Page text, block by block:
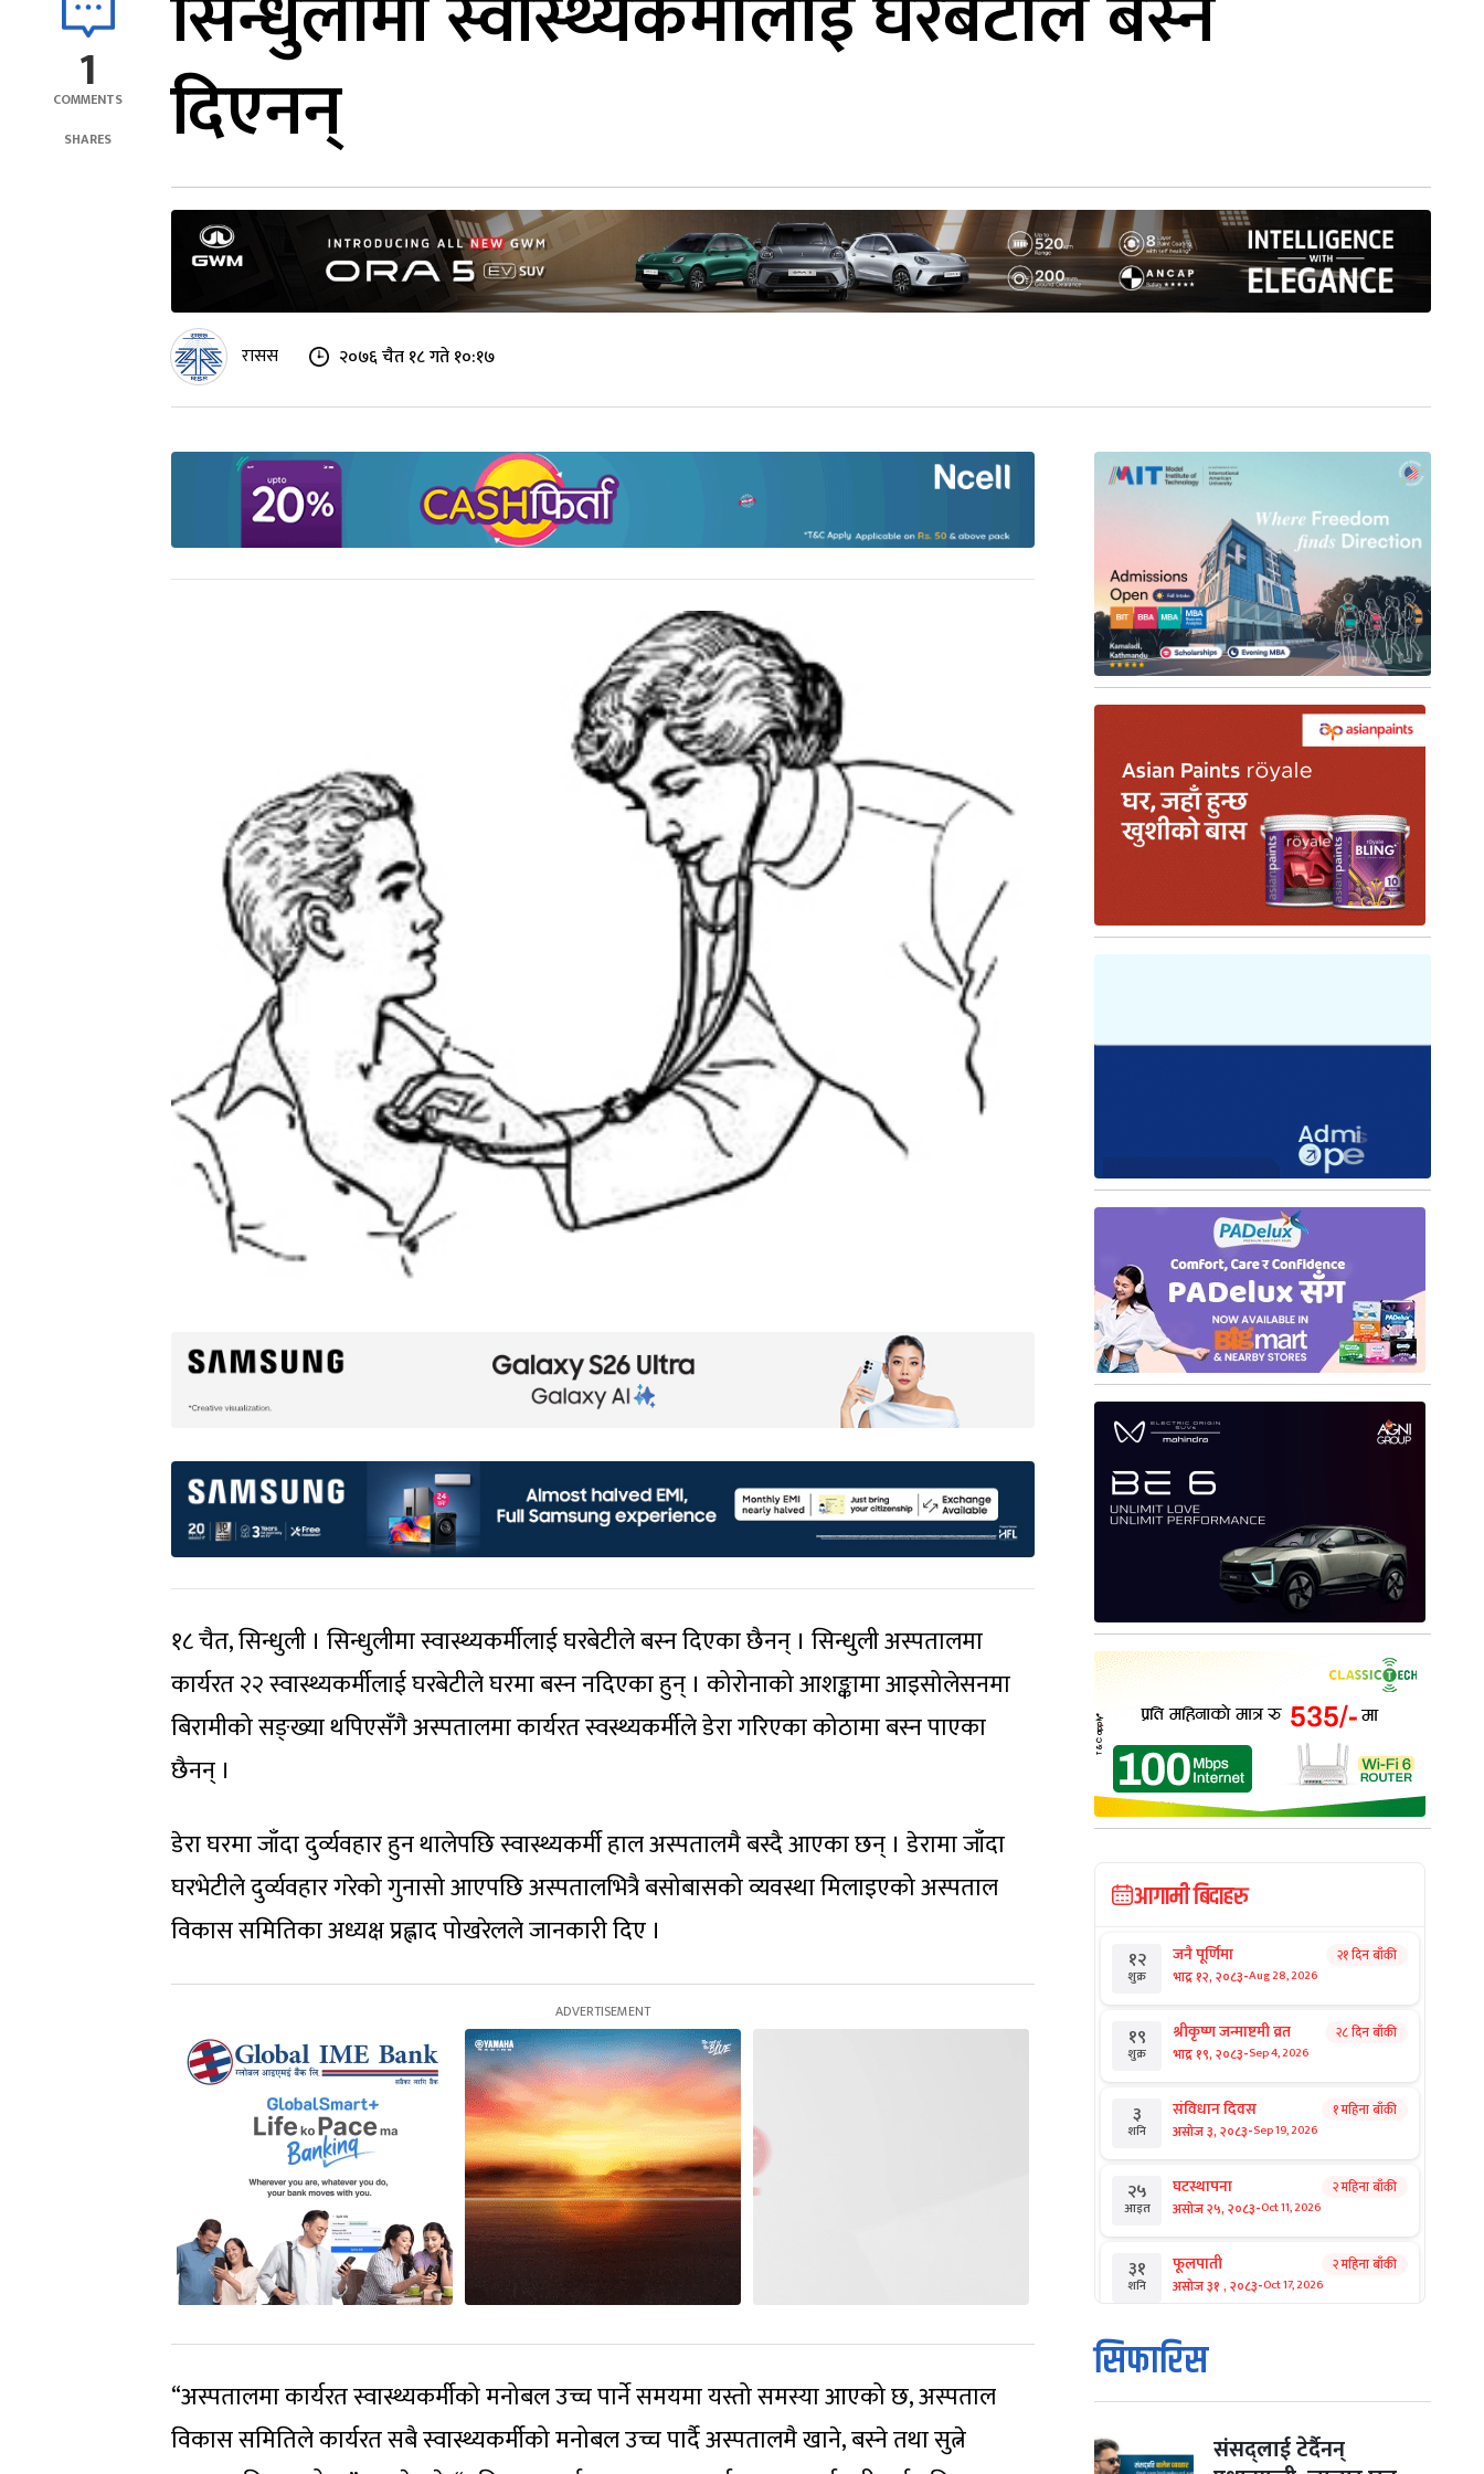
1
COMMENTS
SHARES
दिएनन्
रासस २०७६ चैत १८ गते १०:१७
१८ चैत, सिन्धुली । सिन्धुलीमा स्वास्थ्यकर्मीलाई घरबेटीले बस्न दिएका छैनन् । सिन्धुली अस्पतालमा
कार्यरत २२ स्वास्थ्यकर्मीलाई घरबेटीले घरमा बस्न नदिएका हुन् । कोरोनाको आशङ्कामा आइसोलेसनमा
बिरामीको सङ्ख्या थपिएसँगै अस्पतालमा कार्यरत स्वस्थ्यकर्मीले डेरा गरिएका कोठामा बस्न पाएका
छैनन् ।
डेरा घरमा जाँदा दुर्व्यवहार हुन थालेपछि स्वास्थ्यकर्मी हाल अस्पतालमै बस्दै आएका छन् । डेरामा जाँदा
घरभेटीले दुर्व्यवहार गरेको गुनासो आएपछि अस्पतालभित्रै बसोबासको व्यवस्था मिलाइएको अस्पताल
विकास समितिका अध्यक्ष प्रह्लाद पोखरेलले जानकारी दिए ।
“अस्पतालमा कार्यरत स्वास्थ्यकर्मीको मनोबल उच्च पार्ने समयमा यस्तो समस्या आएको छ, अस्पताल
विकास समितिले कार्यरत सबै स्वास्थ्यकर्मीको मनोबल उच्च पार्दै अस्पतालमै खाने, बस्ने तथा सुत्ने
आगामी बिदाहरु
१२
शुक्र
जनै पूर्णिमा
भाद्र १२, २०८३-Aug 28, 2026
२१ दिन बाँकी
१९
शुक्र
श्रीकृष्ण जन्माष्टमी व्रत
भाद्र १९, २०८३-Sep 4, 2026
२८ दिन बाँकी
३
शनि
संविधान दिवस
असोज ३, २०८३-Sep 19, 2026
१ महिना बाँकी
२५
आइत
घटस्थापना
असोज २५, २०८३-Oct 11, 2026
२ महिना बाँकी
३१
शनि
फूलपाती
असोज ३१ , २०८३-Oct 17, 2026
२ महिना बाँकी
१
आइत
कार्तिक सङ्क्रान्ति
कार्तिक १, २०८३
कार्तिक ३, २०८३-Oct 20, 2026
सिफारिस
संसद्लाई टेर्दैनन्